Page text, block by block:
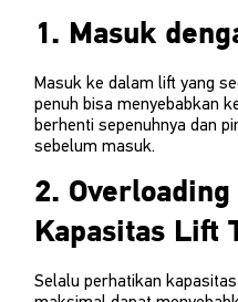
1. Masuk
Masuk ke dalam lift yang
penuh bisa menyebabkan
berhenti sepenuhnya dan
sebelum masuk.
2.
Kapasitas Lift
Selalu perhatikan